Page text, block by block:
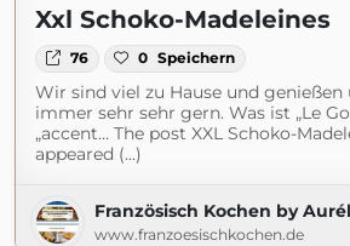
Xxl Schoko-Madeleines
76 0 Speichern
Wir sind viel zu Hause und genießen
immer sehr sehr gern. Was ist „Le
„accent... The post XXL Schoko-
appeared (...)
Französisch Kochen by
www.franzoesischkochen.de